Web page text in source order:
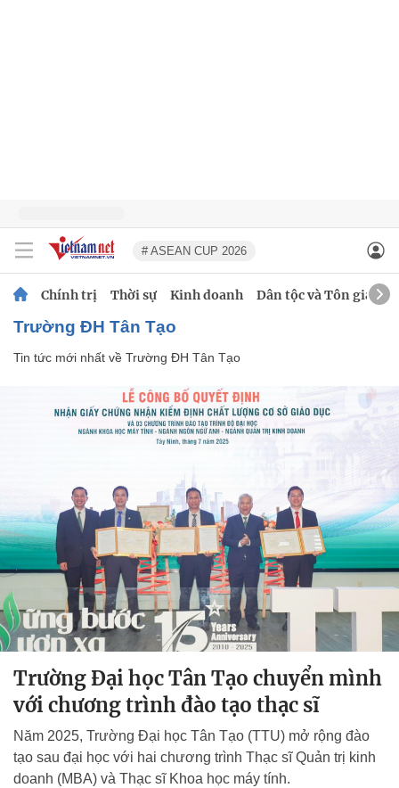
# ASEAN CUP 2026
Chính trị Thời sự Kinh doanh Dân tộc và Tôn giáo
Trường ĐH Tân Tạo
Tin tức mới nhất về Trường ĐH Tân Tạo
Trường Đại học Tân Tạo chuyển mình
với chương trình đào tạo thạc sĩ
Năm 2025, Trường Đại học Tân Tạo (TTU) mở rộng đào
tạo sau đại học với hai chương trình Thạc sĩ Quản trị kinh
doanh (MBA) và Thạc sĩ Khoa học máy tính.